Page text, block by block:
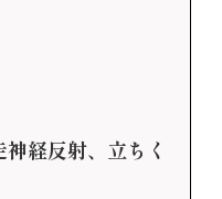
経反射、立ちく